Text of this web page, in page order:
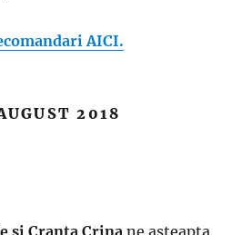
AICI.
2018
si Cranta Crina ne asteapta